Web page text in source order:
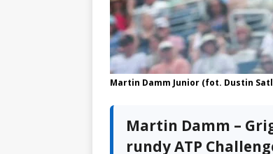
Martin Damm Junior (fot. Dustin
Martin Damm –
rundy ATP